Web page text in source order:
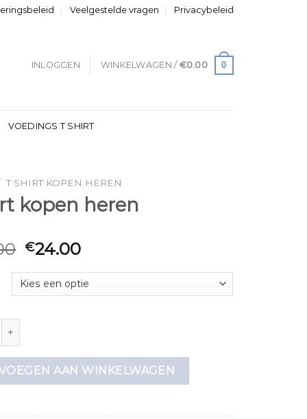
Veelgestelde vragen Privacybeleid
INLOGGEN WINKELWAGEN / €0.00 0
VOEDINGS T SHIRT
T SHIRT KOPEN HEREN
kopen heren
€24.00
heren aantal
AAN WINKELWAGEN